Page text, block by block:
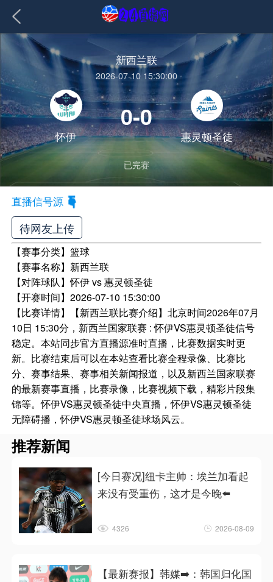
新西兰联
2026-07-10 15:30:00
怀伊
0-0
惠灵顿圣徒
已完赛
直播信号源
待网友上传
【赛事分类】篮球
【赛事名称】 新西兰联
【对阵球队】怀伊 vs 惠灵顿圣徒
【开赛时间】2026-07-10 15:30:00
【比赛详情】
【新西兰联比赛介绍】北京时间2026年07月
10日 15:30分，新西兰国家联赛 : 怀伊VS惠灵顿圣徒信号
稳定。本站同步官方直播源准时直播，比赛数据实时更
新。比赛结束后可以在本站查看比赛全程录像、比赛比
分、赛事结果、赛事相关新闻报道，以及新西兰国家联赛
的最新赛事直播，比赛录像，比赛视频下载，精彩片段集
锦等。怀伊VS惠灵顿圣徒中央直播，怀伊VS惠灵顿圣徒
无障碍播，怀伊VS惠灵顿圣徒球场风云。
推荐新闻
[今日赛况]纽卡主帅：埃兰加看起
来没有受重伤，这才是今晚⬅️
4326 2026-08-09
【最新赛报】韩媒➡️：韩国归化国